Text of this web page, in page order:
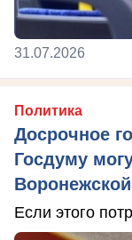
31.07.2026
Политика
Досрочное
Госдуму
Если этого